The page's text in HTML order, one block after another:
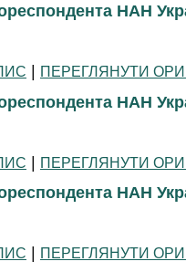
НАН
| ПЕРЕГЛЯНУТИ
НАН
| ПЕРЕГЛЯНУТИ
НАН
| ПЕРЕГЛЯНУТИ